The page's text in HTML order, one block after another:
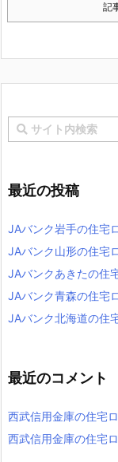
記
最近の投稿
JAバンク岩手の住宅
JAバンク山形の住宅
JAバンクあきたの住
JAバンク青森の住宅
JAバンク北海道の住
最近のコメント
西武信用金庫の住宅
西武信用金庫の住宅